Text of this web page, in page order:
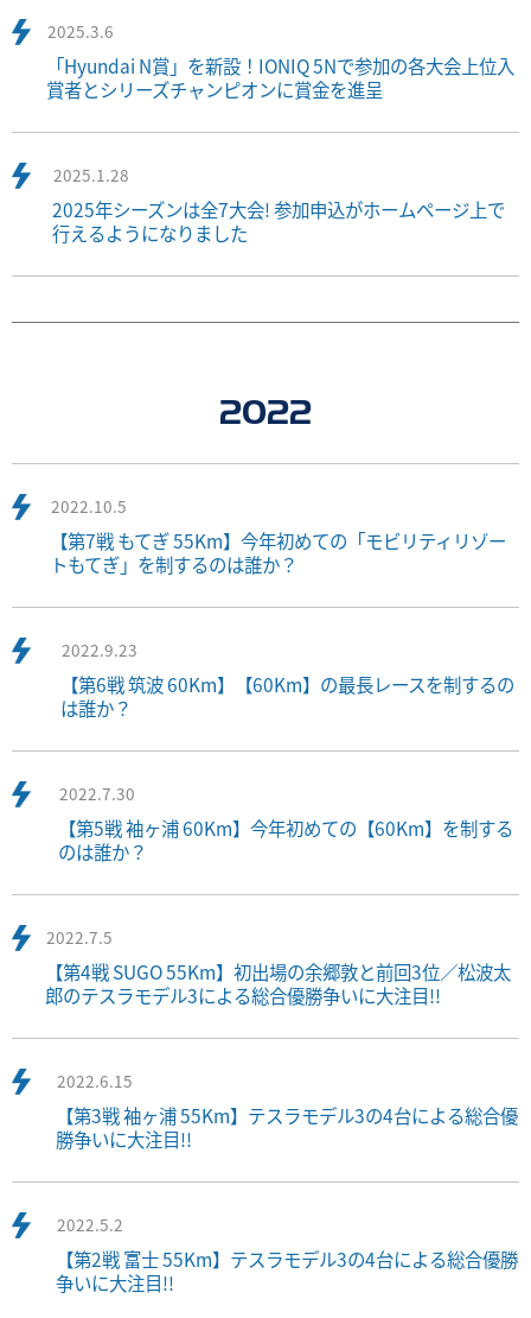
2025.3.6
「Hyundai N賞」を新設！IONIQ 5Nで参加の各大会上位入
賞者とシリーズチャンピオンに賞金を進呈
2025.1.28
2025年シーズンは全7大会! 参加申込がホームページ上で
行えるようになりました
2022
2022.10.5
【第7戦 もてぎ 55Km】今年初めての「モビリティリゾー
トもてぎ」を制するのは誰か？
2022.9.23
【第6戦 筑波 60Km】【60Km】の最長レースを制するの
は誰か？
2022.7.30
【第5戦 袖ヶ浦 60Km】今年初めての【60Km】を制する
のは誰か？
2022.7.5
【第4戦 SUGO 55Km】初出場の余郷敦と前回3位／松波太
郎のテスラモデル3による総合優勝争いに大注目!!
2022.6.15
【第3戦 袖ヶ浦 55Km】テスラモデル3の4台による総合優
勝争いに大注目!!
2022.5.2
【第2戦 富士 55Km】テスラモデル3の4台による総合優勝
争いに大注目!!